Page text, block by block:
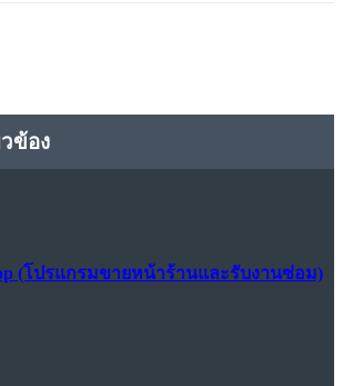
ข้อง
(โปรแกรมขายหน้าร้านและรับงานซ่อม)